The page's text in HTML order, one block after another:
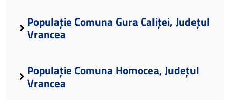
Populație Comuna Gura Caliței, Județul
Vrancea
Populație Comuna Homocea, Județul
Vrancea